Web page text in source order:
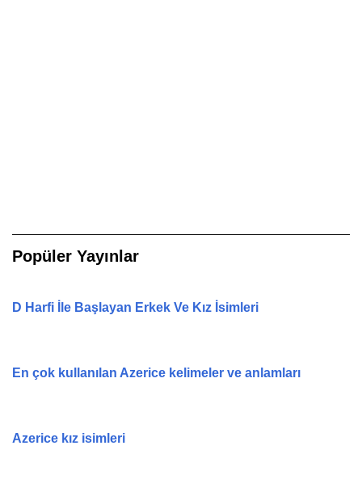
Popüler Yayınlar
D Harfi İle Başlayan Erkek Ve Kız İsimleri
En çok kullanılan Azerice kelimeler ve anlamları
Azerice kız isimleri